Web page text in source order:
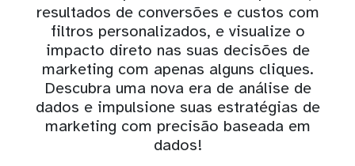
resultados de conversões e custos com
filtros personalizados, e visualize o
impacto direto nas suas decisões de
marketing com apenas alguns cliques.
Descubra uma nova era de análise de
dados e impulsione suas estratégias de
marketing com precisão baseada em
dados!